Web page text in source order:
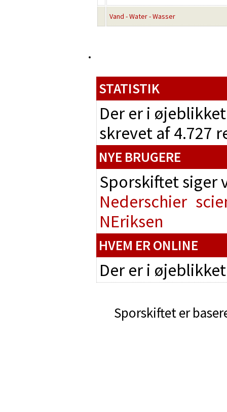
Vand - Water - Wasser
STATISTIK
Der er i
skrevet af 4.727
NYE BRUGERE
Sporskiftet
Nederschier
NEriksen
HVEM ER ONLINE
Der er i
Sporskiftet er